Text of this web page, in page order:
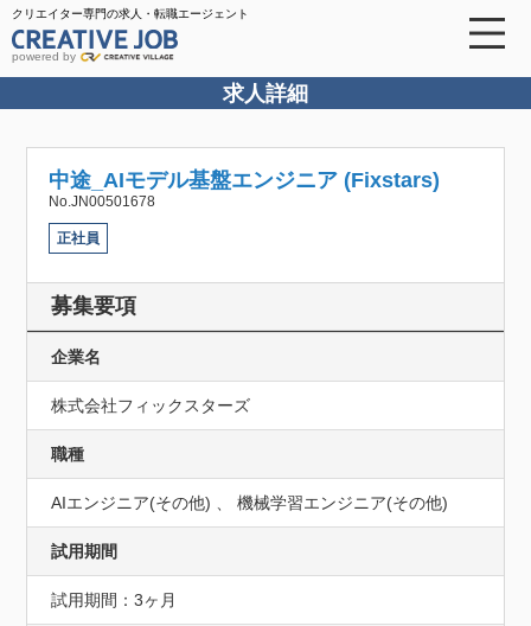
クリエイター専門の求人・転職エージェント
powered by
求人詳細
中途_AIモデル基盤エンジニア (Fixstars)
No.JN00501678
正社員
募集要項
企業名
株式会社フィックスターズ
職種
AIエンジニア(その他) 、 機械学習エンジニア(その他)
試用期間
試用期間：3ヶ月